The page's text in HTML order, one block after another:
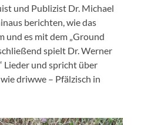
und Publizist Dr. Michael
berichten, wie das
und es mit dem „Ground
spielt Dr. Werner
Lieder und spricht über
driwwe – Pfälzisch in